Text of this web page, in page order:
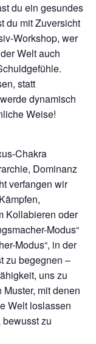
du ein gesundes
du mit Zuversicht
Workshop, wer
Welt auch
statt
dynamisch
Weise!
Chakra
Dominanz
verfangen wir
Kollabieren oder
Modus“
Modus“, in der
zu begegnen –
uns zu
mit denen
Welt loslassen
bewusst zu